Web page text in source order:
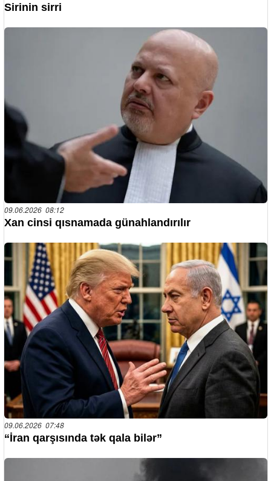
Sirinin sirri
09.06.2026 08:12
Xan cinsi qısnamada günahlandırılır
09.06.2026 07:48
“İran qarşısında tək qala bilər”